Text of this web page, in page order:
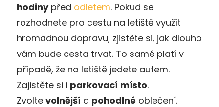
hodinypřed odletem. Pokud se
rozhodnete pro cestu na letiště využít
hromadnou dopravu, zjistěte si, jak dlouho
vám bude cesta trvat. To samé platí v
případě, že na letiště jedete autem.
Zajistěte si i parkovací místo.
Zvolte volnější a pohodlné oblečení.